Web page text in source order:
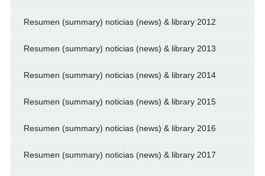
Resumen (summary) noticias (news) & library 2012
Resumen (summary) noticias (news) & library 2013
Resumen (summary) noticias (news) & library 2014
Resumen (summary) noticias (news) & library 2015
Resumen (summary) noticias (news) & library 2016
Resumen (summary) noticias (news) & library 2017